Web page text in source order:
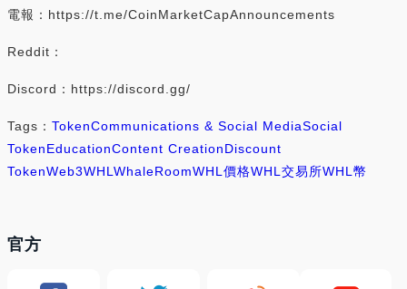
電報：https://t.me/CoinMarketCapAnnouncements
Reddit：
Discord：https://discord.gg/
Tags： TokenCommunications & Social MediaSocial
TokenEducationContent CreationDiscount
TokenWeb3WHL WhaleRoomWHL價格WHL交易所WHL幣
官方